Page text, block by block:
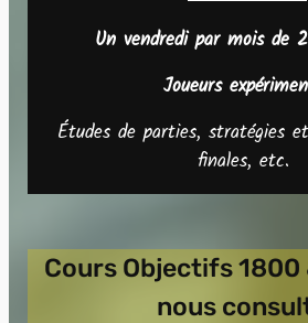
Un vendredi par mois de
Joueurs
Études de parties, stratégies
finales, etc.
Cours Objectifs 1800
nous